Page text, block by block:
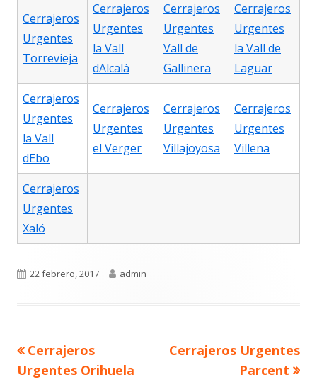
Cerrajeros
Urgentes
Torrevieja
Cerrajeros
Urgentes
la Vall
dAlcalà
Cerrajeros
Urgentes
Vall de
Gallinera
Cerrajeros
Urgentes
la Vall de
Laguar
Cerrajeros
Urgentes
la Vall
dEbo
Cerrajeros
Urgentes
el Verger
Cerrajeros
Urgentes
Villajoyosa
Cerrajeros
Urgentes
Villena
Cerrajeros
Urgentes
Xaló
Publicado
22 febrero, 2017 Autor
admin
Navegación
de
entradas
Artículo
anterior
Cerrajeros
Urgentes Orihuela
Artículo
Cerrajeros Urgentes
Parcent